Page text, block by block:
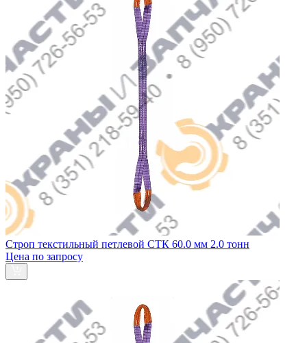
Строп текстильный петлевой СТК 60.0 мм 2.0 тонн
Цена по запросу